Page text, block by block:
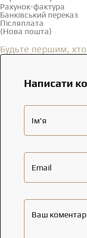
Рахунок-фактура
Банківський переказ
Післяплата
(Нова пошта)
Будьте першим,
Написати
Ім'я
Email
Ваш коментар